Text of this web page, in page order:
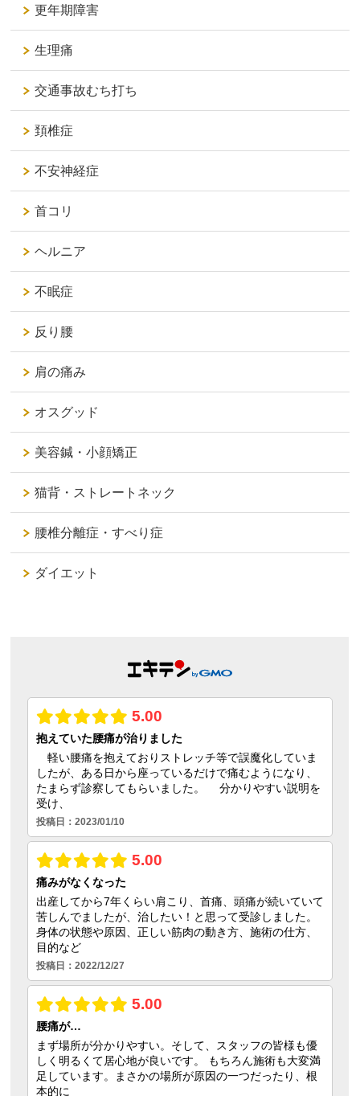
更年期障害
生理痛
交通事故むち打ち
頚椎症
不安神経症
首コリ
ヘルニア
不眠症
反り腰
肩の痛み
オスグッド
美容鍼・小顔矯正
猫背・ストレートネック
腰椎分離症・すべり症
ダイエット